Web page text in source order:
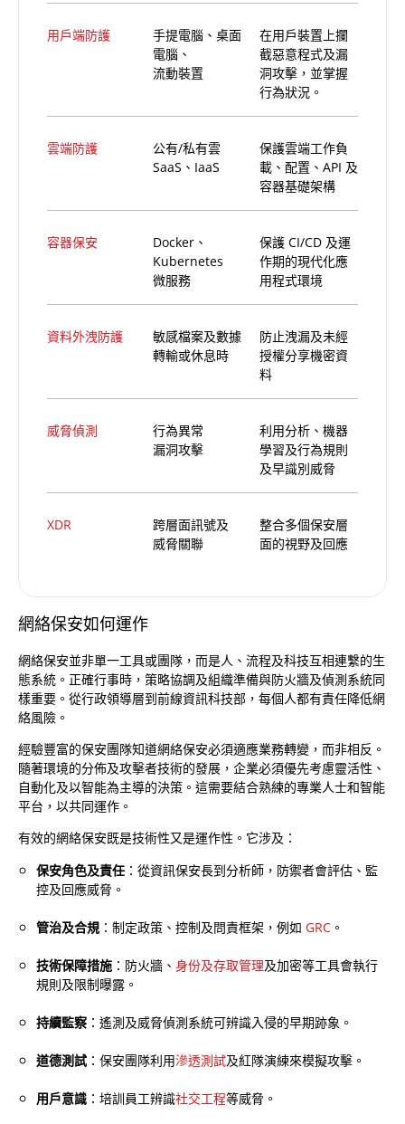
用戶端防護
手提電腦、桌面
電腦、
流動裝置
在用戶裝置上攔
截惡意程式及漏
洞攻擊，並掌握
行為狀況。
雲端防護
公有/私有雲
SaaS、IaaS
保護雲端工作負
載、配置、API 及
容器基礎架構
容器保安
Docker、
Kubernetes
微服務
保護 CI/CD 及運
作期的現代化應
用程式環境
資料外洩防護
敏感檔案及數據
轉輸或休息時
防止洩漏及未經
授權分享機密資
料
威脅偵測
行為異常
漏洞攻擊
利用分析、機器
學習及行為規則
及早識別威脅
XDR
跨層面訊號及
威脅關聯
整合多個保安層
面的視野及回應
網絡保安如何運作
網絡保安並非單一工具或團隊，而是人、流程及科技互相連繫的生
態系統。正確行事時，策略協調及組織準備與防火牆及偵測系統同
樣重要。從行政領導層到前線資訊科技部，每個人都有責任降低網
絡風險。
經驗豐富的保安團隊知道網絡保安必須適應業務轉變，而非相反。
隨著環境的分佈及攻擊者技術的發展，企業必須優先考慮靈活性、
自動化及以智能為主導的決策。這需要結合熟練的專業人士和智能
平台，以共同運作。
有效的網絡保安既是技術性又是運作性。它涉及：
保安角色及責任 ：從資訊保安長到分析師，防禦者會評估、監
控及回應威脅。
管治及合規 ：制定政策、控制及問責框架，例如 GRC 。
技術保障措施 ：防火牆、 身份及存取管理及加密等工具會執行
規則及限制曝露。
持續監察 ：遙測及威脅偵測系統可辨識入侵的早期跡象。
道德測試 ：保安團隊利用滲透測試及紅隊演練來模擬攻擊。
用戶意識 ：培訓員工辨識社交工程等威脅。